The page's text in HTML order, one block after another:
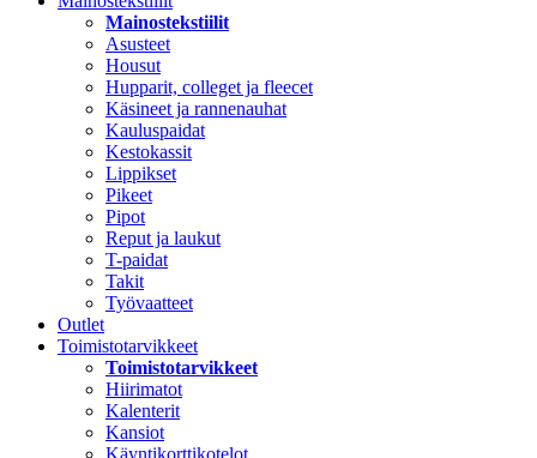
Mainostekstiilit
Asusteet
Housut
Hupparit, colleget ja fleecet
Käsineet ja rannenauhat
Kauluspaidat
Kestokassit
Lippikset
Pikeet
Pipot
Reput ja laukut
T-paidat
Takit
Työvaatteet
Outlet
Toimistotarvikkeet
Toimistotarvikkeet
Hiirimatot
Kalenterit
Kansiot
Käyntikorttikotelot